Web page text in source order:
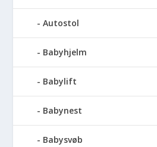
Autostol
Babyhjelm
Babylift
Babynest
Babysvøb